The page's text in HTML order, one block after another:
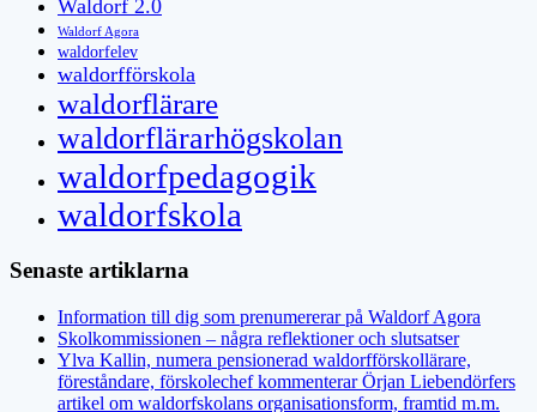
Waldorf 2.0
Waldorf Agora
waldorfelev
waldorfförskola
waldorflärare
waldorflärarhögskolan
waldorfpedagogik
waldorfskola
Senaste artiklarna
Information till dig som prenumererar på Waldorf Agora
Skolkommissionen – några reflektioner och slutsatser
Ylva Kallin, numera pensionerad waldorfförskollärare,
föreståndare, förskolechef kommenterar Örjan Liebendörfers
artikel om waldorfskolans organisationsform, framtid m.m.